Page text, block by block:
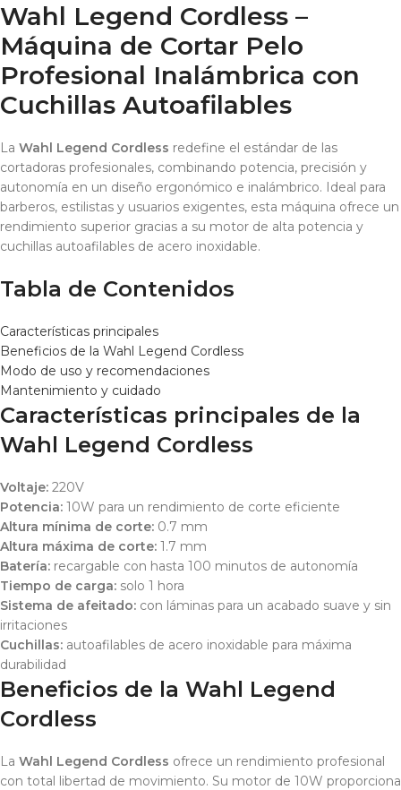
Wahl Legend Cordless –
Máquina de Cortar Pelo
Profesional Inalámbrica con
Cuchillas Autoafilables
La Wahl Legend Cordless redefine el estándar de las
cortadoras profesionales, combinando potencia, precisión y
autonomía en un diseño ergonómico e inalámbrico. Ideal para
barberos, estilistas y usuarios exigentes, esta máquina ofrece un
rendimiento superior gracias a su motor de alta potencia y
cuchillas autoafilables de acero inoxidable.
Tabla de Contenidos
Características principales
Beneficios de la Wahl Legend Cordless
Modo de uso y recomendaciones
Mantenimiento y cuidado
Características principales de la
Wahl Legend Cordless
Voltaje: 220V
Potencia: 10W para un rendimiento de corte eficiente
Altura mínima de corte: 0.7 mm
Altura máxima de corte: 1.7 mm
Batería: recargable con hasta 100 minutos de autonomía
Tiempo de carga: solo 1 hora
Sistema de afeitado: con láminas para un acabado suave y sin
irritaciones
Cuchillas: autoafilables de acero inoxidable para máxima
durabilidad
Beneficios de la Wahl Legend
Cordless
La Wahl Legend Cordless ofrece un rendimiento profesional
con total libertad de movimiento. Su motor de 10W proporciona